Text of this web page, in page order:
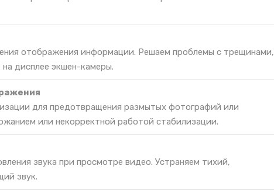
отображения информации. Решаем проблемы с трещинами,
дисплее экшен-камеры.
для предотвращения размытых фотографий или
или некорректной работой стабилизации.
звука при просмотре видео. Устраняем тихий,
звук.